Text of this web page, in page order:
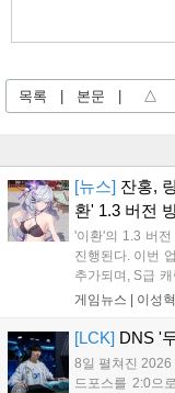
목록 본문 △
[뉴스] 잔홍,
환' 1.3 버전
'이환'의 1.3 버
진행된다. 이번
추가되며, S급
맞아 비치발리
가능한 교환 코
수 있다....
게임뉴스 | 이성혁
[LCK] DNS '
8일 펼쳐진 2026
드포스를 2:0으